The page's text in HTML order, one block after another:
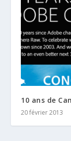
10 ans de
20 février 2013